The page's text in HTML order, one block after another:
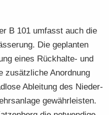
B 101 um­fasst auch die
Die ge­plan­ten
eines Rückhalte-​ und
zu­sätz­li­che An­ord­nung
Ab­lei­tung des Nie­der­
ge­währ­leis­ten.